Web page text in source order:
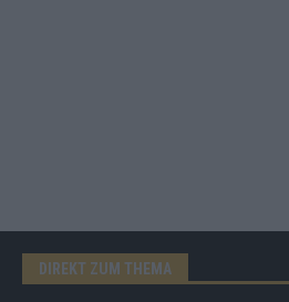
DIREKT ZUM THEMA